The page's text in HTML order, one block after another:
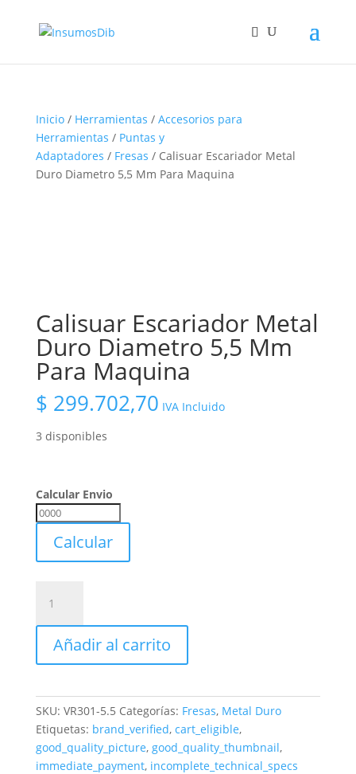
Inicio/ Herramientas / Accesorios para
Herramientas / Puntas y
Adaptadores / Fresas / Calisuar Escariador Metal
Duro Diametro 5,5 Mm Para Maquina
Calisuar Escariador Metal
Duro Diametro 5,5 Mm
Para Maquina
$ 299.702,70 IVA Incluido
3 disponibles
Calcular Envio
Calcular
Envio
Calcular
Escariador
Metal
Duro
Diametro
Mm
Para
Maquina
cantidad
Añadir al carrito
SKU: VR301-5.5 Categorías: Fresas, Metal Duro
Etiquetas: brand_verified, cart_eligible,
good_quality_picture, good_quality_thumbnail,
immediate_payment, incomplete_technical_specs